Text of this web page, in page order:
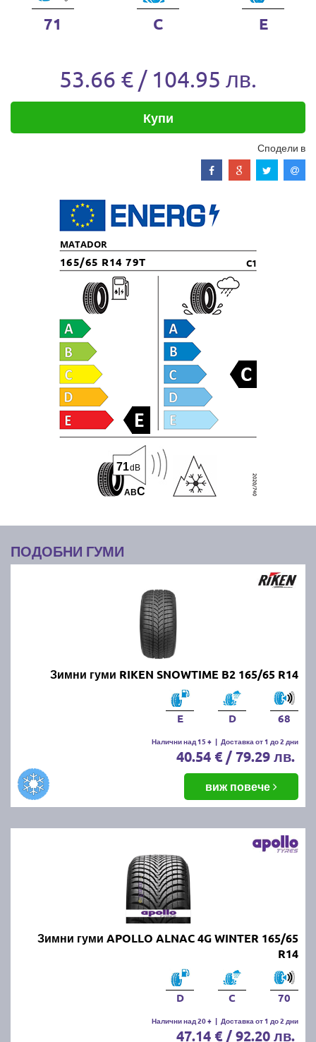
71 C E
53.66 € / 104.95 лв.
Купи
Сподели в
MATADOR
165/65 R14 79T C1
ABC
71dB
ПОДОБНИ ГУМИ
Зимни гуми RIKEN SNOWTIME B2 165/65 R14
E D 68
Налични над 15 + | Доставка от 1 до 2 дни
40.54 € / 79.29 лв.
виж повече
Зимни гуми APOLLO ALNAC 4G WINTER 165/65
R14
D C 70
Налични над 20 + | Доставка от 1 до 2 дни
47.14 € / 92.20 лв.